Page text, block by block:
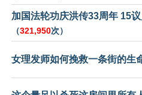
加国法轮功庆洪传33周年 15
（321,950次）
女理发师如何挽救一条街的生